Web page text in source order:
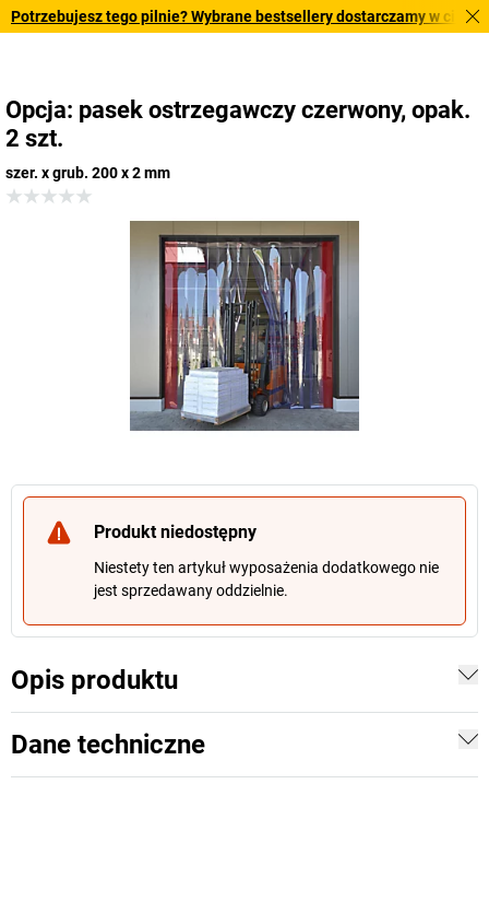
tego pilnie? Wybrane bestsellery dostarczamy w ciągu
Opcja: pasek ostrzegawczy czerwony, opak.
2 szt.
szer. x grub. 200 x 2 mm
Produkt niedostępny
Niestety ten artykuł wyposażenia dodatkowego nie
jest sprzedawany oddzielnie.
Opis produktu
Dane techniczne